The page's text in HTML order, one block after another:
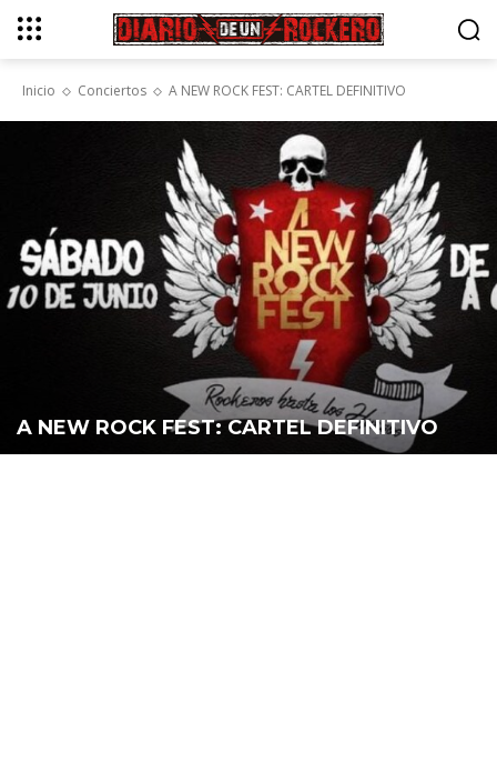
Inicio Conciertos A NEW ROCK FEST: CARTEL DEFINITIVO
A NEW ROCK FEST: CARTEL DEFINITIVO